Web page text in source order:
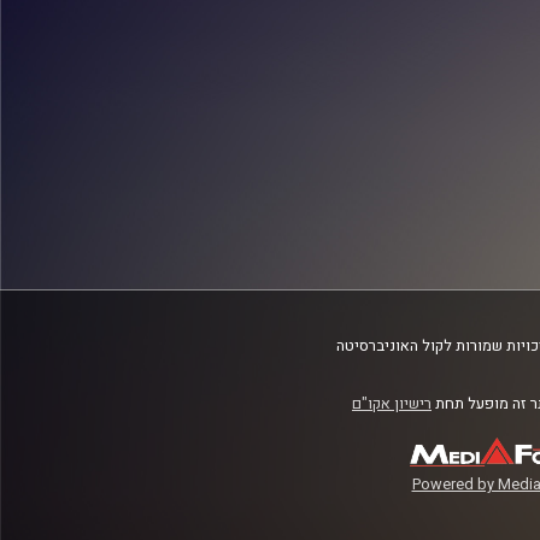
שמורות לקול האוניברסיטה
זה מופעל תחת רישיון אקו"ם
Powered by